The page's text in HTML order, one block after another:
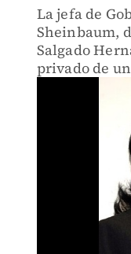
La jefa de
Sheinbaum,
Salgado Hernández
privado de